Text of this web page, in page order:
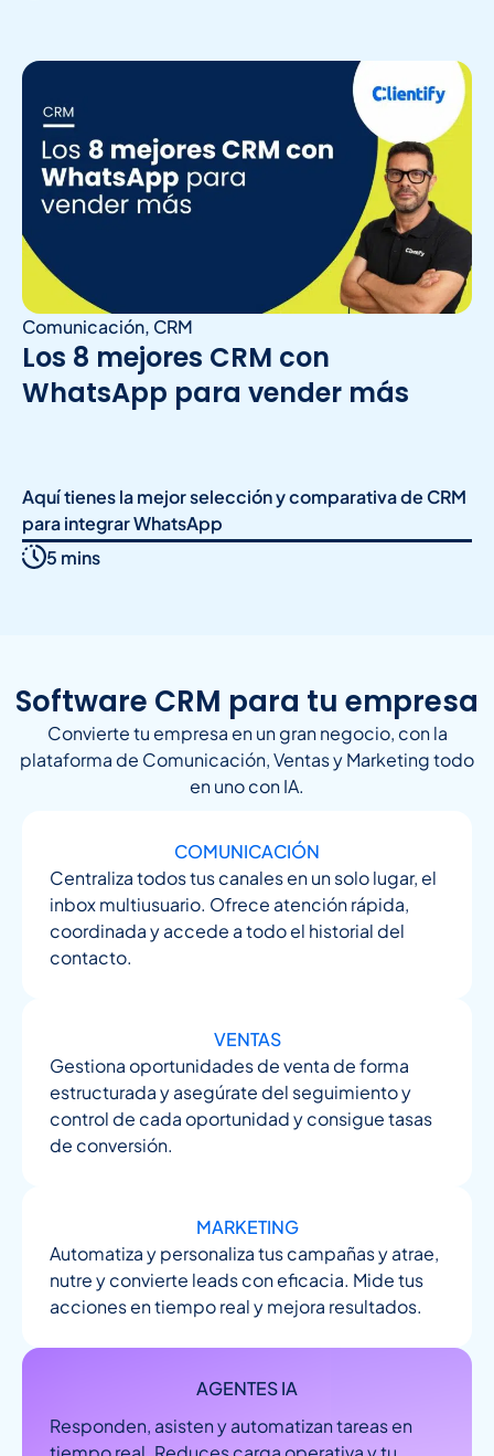
Comunicación, CRM
Los 8 mejores CRM con
WhatsApp para vender más
Aquí tienes la mejor selección y comparativa de CRM
para integrar WhatsApp
5 mins
Software CRM para tu empresa
Convierte tu empresa en un gran negocio, con la
plataforma de Comunicación, Ventas y Marketing todo
en uno con IA.
COMUNICACIÓN
Centraliza todos tus canales en un solo lugar, el
inbox multiusuario. Ofrece atención rápida,
coordinada y accede a todo el historial del
contacto.
VENTAS
Gestiona oportunidades de venta de forma
estructurada y asegúrate del seguimiento y
control de cada oportunidad y consigue tasas
de conversión.
MARKETING
Automatiza y personaliza tus campañas y atrae,
nutre y convierte leads con eficacia. Mide tus
acciones en tiempo real y mejora resultados.
AGENTES IA
Responden, asisten y automatizan tareas en